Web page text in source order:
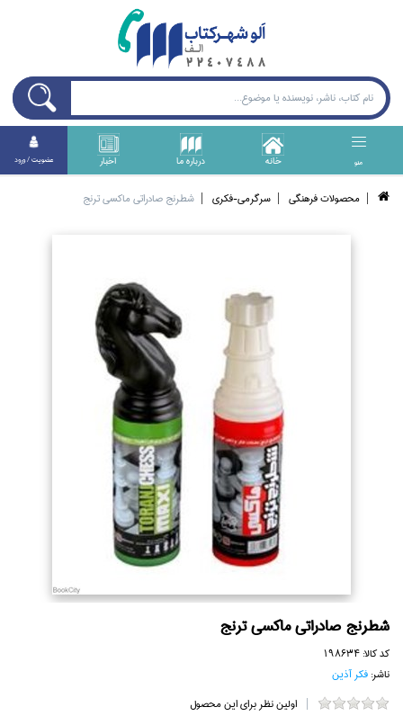
منو خانه درباره ما اخبار عضويت / ورود
محصولات فرهنگي سرگرمي-فكري شطرنج صادراتي ماكسي ترنج
شطرنج صادراتي ماكسي ترنج
کد کالا:198634
ناشر:فكر آذين
اولین نظر برای این محصول